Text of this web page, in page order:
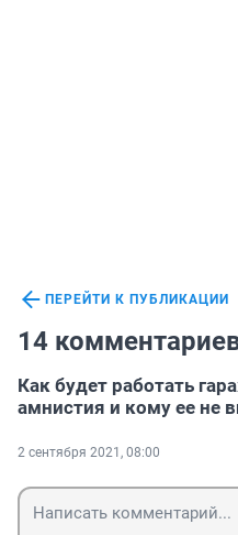
ПЕРЕЙТИ К ПУБЛИКАЦИИ
14
Как будет работать
амнистия и кому ее не
2 сентября 2021, 08:00